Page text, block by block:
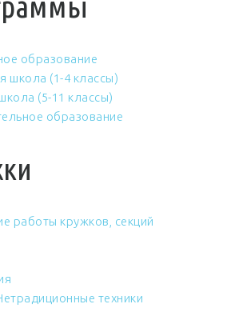
образование
школа (1-4 классы)
(5-11 классы)
образование
работы кружков, секций
техники